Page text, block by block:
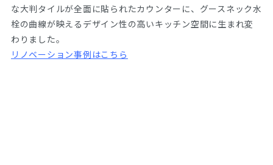
な大判タイルが全面に貼られたカウンターに、グースネック水
栓の曲線が映えるデザイン性の高いキッチン空間に生まれ変
わりました。
リノベーション事例はこちら